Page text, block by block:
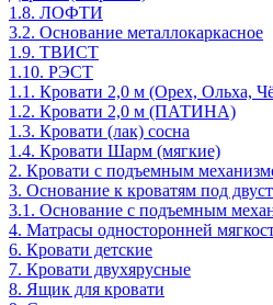
1.8. ЛОФТИ
3.2. Основание металлокаркасное
1.9. ТВИСТ
1.10. РЭСТ
1.1. Кровати 2,0 м (Орех, Ольха,
1.2. Кровати 2,0 м (ПАТИНА)
1.3. Кровати (лак) сосна
1.4. Кровати Шарм (мягкие)
2. Кровати с подъемным
3. Основание к кроватям под
3.1. Основание с подъемным
4. Матрасы односторонней
6. Кровати детские
7. Кровати двухярусные
8. Ящик для кровати